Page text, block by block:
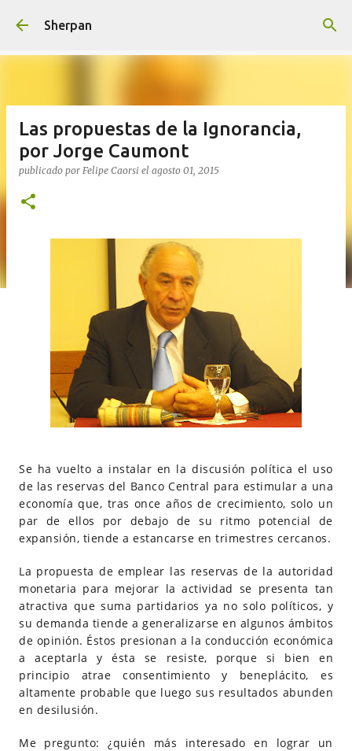
Sherpan
Las propuestas de la Ignorancia,
por Jorge Caumont
publicado por Felipe Caorsi el agosto 01, 2015
Se ha vuelto a instalar en la discusión política el uso
de las reservas del Banco Central para estimular a una
economía que, tras once años de crecimiento, solo un
par de ellos por debajo de su ritmo potencial de
expansión, tiende a estancarse en trimestres cercanos.
La propuesta de emplear las reservas de la autoridad
monetaria para mejorar la actividad se presenta tan
atractiva que suma partidarios ya no solo políticos, y
su demanda tiende a generalizarse en algunos ámbitos
de opinión. Éstos presionan a la conducción económica
a aceptarla y ésta se resiste, porque si bien en
principio atrae consentimiento y beneplácito, es
altamente probable que luego sus resultados abunden
en desilusión.
Me pregunto: ¿quién más interesado en lograr un